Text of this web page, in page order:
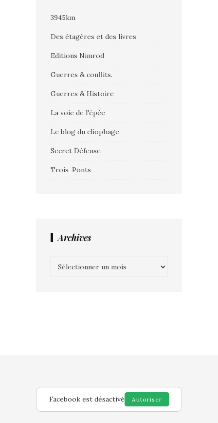
3945km
Des étagères et des livres
Editions Nimrod
Guerres & conflits.
Guerres & Histoire
La voie de l'épée
Le blog du cliophage
Secret Défense
Trois-Ponts
Archives
Facebook est désactivé Autoriser